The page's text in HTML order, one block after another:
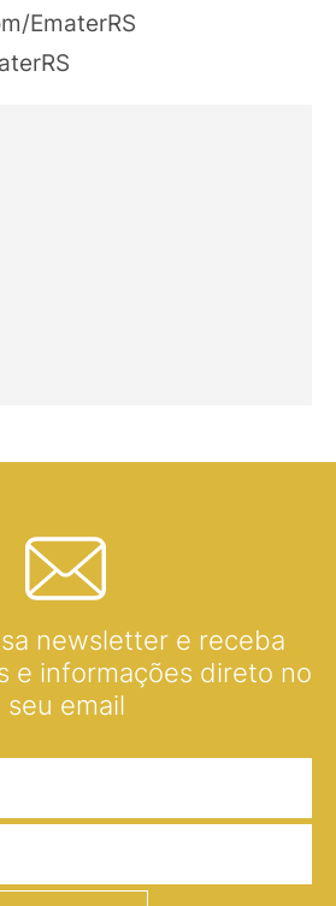
EmaterRS
newsletter e receba
e informações direto no
seu email